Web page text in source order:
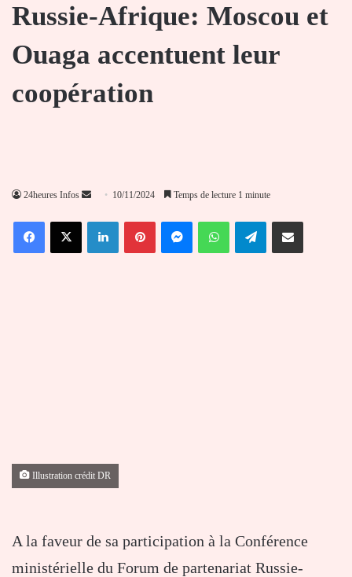
Russie-Afrique: Moscou et
Ouaga accentuent leur
coopération
24heures Infos
Envoyer
courriel
10/11/2024 Temps de lecture 1 minute
FacebookX LinkedinPinterestMessengerWhatsAppTelegramPartager par email
Illustration crédit DR
A la faveur de sa participation à la Conférence
ministérielle du Forum de partenariat Russie-